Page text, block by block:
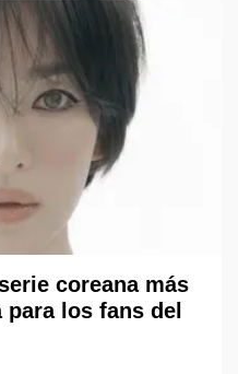
coreana más
para los fans del